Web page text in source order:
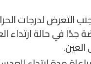
التعرض لدرجات
جدًا في حالة ارتداء
العين.